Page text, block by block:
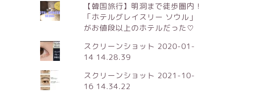
【韓国旅行】明洞まで徒歩圏内！
「ホテルグレイスリー ソウル」
がお値段以上のホテルだった♡
スクリーンショット 2020-01-
14 14.28.39
スクリーンショット 2021-10-
16 14.34.22